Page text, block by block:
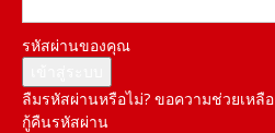
รหัสผ่านของคุณ
ลืมรหัสผ่านหรือไม่? ขอความช่วยเหลือ
กู้คืนรหัสผ่าน